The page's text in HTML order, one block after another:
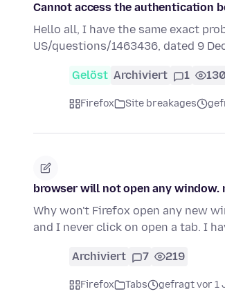
Cannot access the authentication
Hello all, I have the same exact
US/questions/1463436, dated 9
Gelöst Archiviert 1
Firefox Site breakages
browser will not open any window.
Why won't Firefox open any new
and I never click on open a tab. I
Archiviert 7 219
Firefox Tabs gefragt vor 1